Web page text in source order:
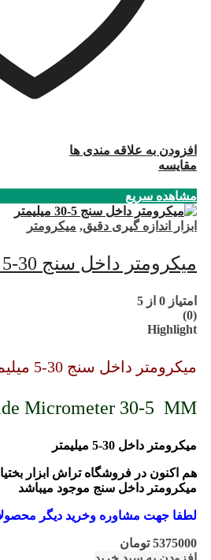
افزودن به علاقه مندی ها
مقایسه
مشاهده سریع
ابزار اندازه گیری دقیق, میکرومتر
میکرومتر داخل سنج 30-5 میلیمتر
امتیاز 0 از 5
(0)
Highlight
میکرومتر داخل سنج 30-5 میلیمتر
Micrometer 30-5 MM
میکرومتر داخل 30-5 میلیمتر
هم اکنون در فروشگاه تراش ابزار
میکرومتر داخل سنج موجود میباشد
لطفا جهت مشاوره وخرید دیگر
5375000 تومان